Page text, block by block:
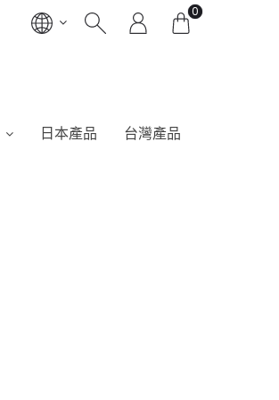
0
日本產品
台灣產品